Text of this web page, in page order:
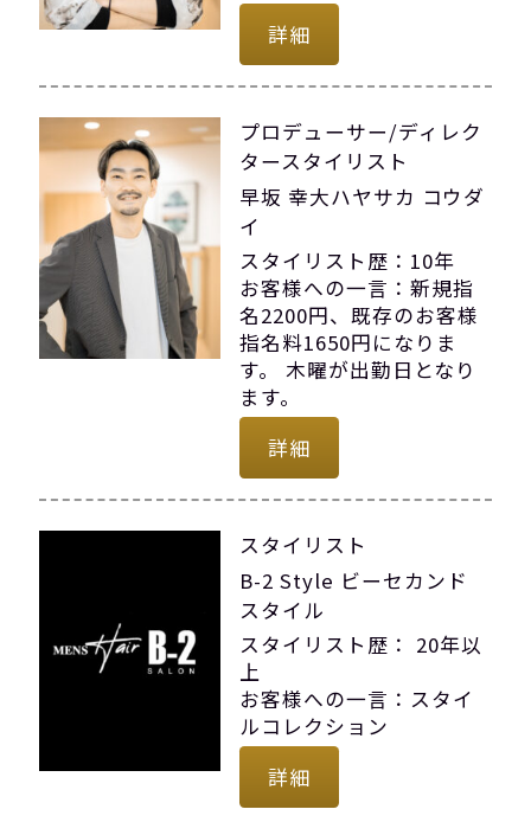
詳細
プロデューサー/ディレク
タースタイリスト
早坂 幸大ハヤサカ コウダ
イ
スタイリスト歴：10年
お客様への一言：新規指
名2200円、既存のお客様
指名料1650円になりま
す。 木曜が出勤日となり
ます。
詳細
スタイリスト
B-2 Style ビーセカンド
スタイル
スタイリスト歴： 20年以
上
お客様への一言：スタイ
ルコレクション
詳細